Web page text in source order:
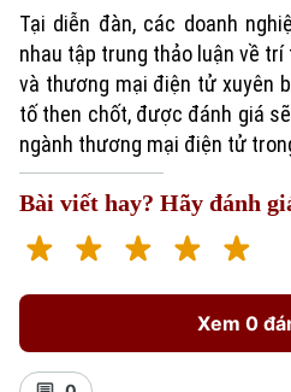
Xu hướng
Tại diễn đàn, các doanh
nhau tập trung thảo luận về
và thương mại điện tử xuyên
tố then chốt, được đánh giá
ngành thương mại điện tử
Bài viết hay? Hãy đánh
Xem 0